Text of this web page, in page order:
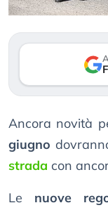
Ancora novità
giugno
strada con
Le nuove